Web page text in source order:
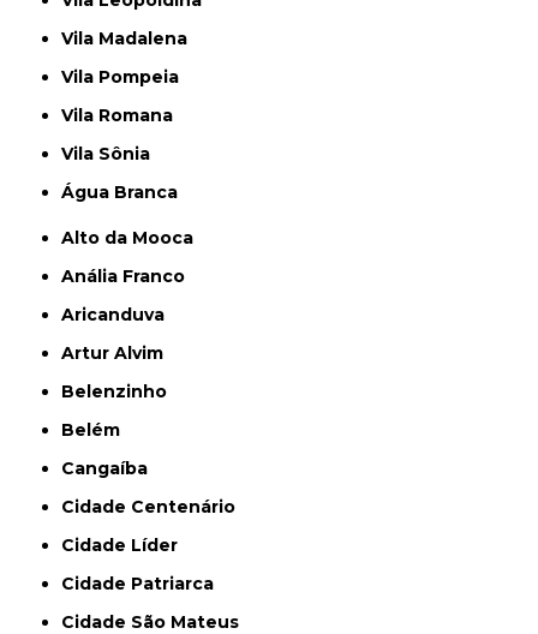
Vila Madalena
Vila Pompeia
Vila Romana
Vila Sônia
Água Branca
Alto da Mooca
Anália Franco
Aricanduva
Artur Alvim
Belenzinho
Belém
Cangaíba
Cidade Centenário
Cidade Líder
Cidade Patriarca
Cidade São Mateus